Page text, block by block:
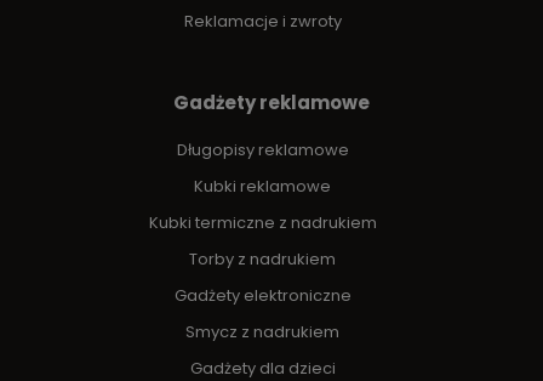
Reklamacje i zwroty
Gadżety reklamowe
Długopisy reklamowe
Kubki reklamowe
Kubki termiczne z nadrukiem
Torby z nadrukiem
Gadżety elektroniczne
Smycz z nadrukiem
Gadżety dla dzieci